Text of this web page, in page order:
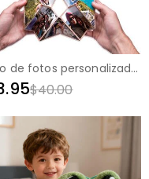
Cubo de fotos personalizados de divertido regalo de Navidad para parejas
$40.00